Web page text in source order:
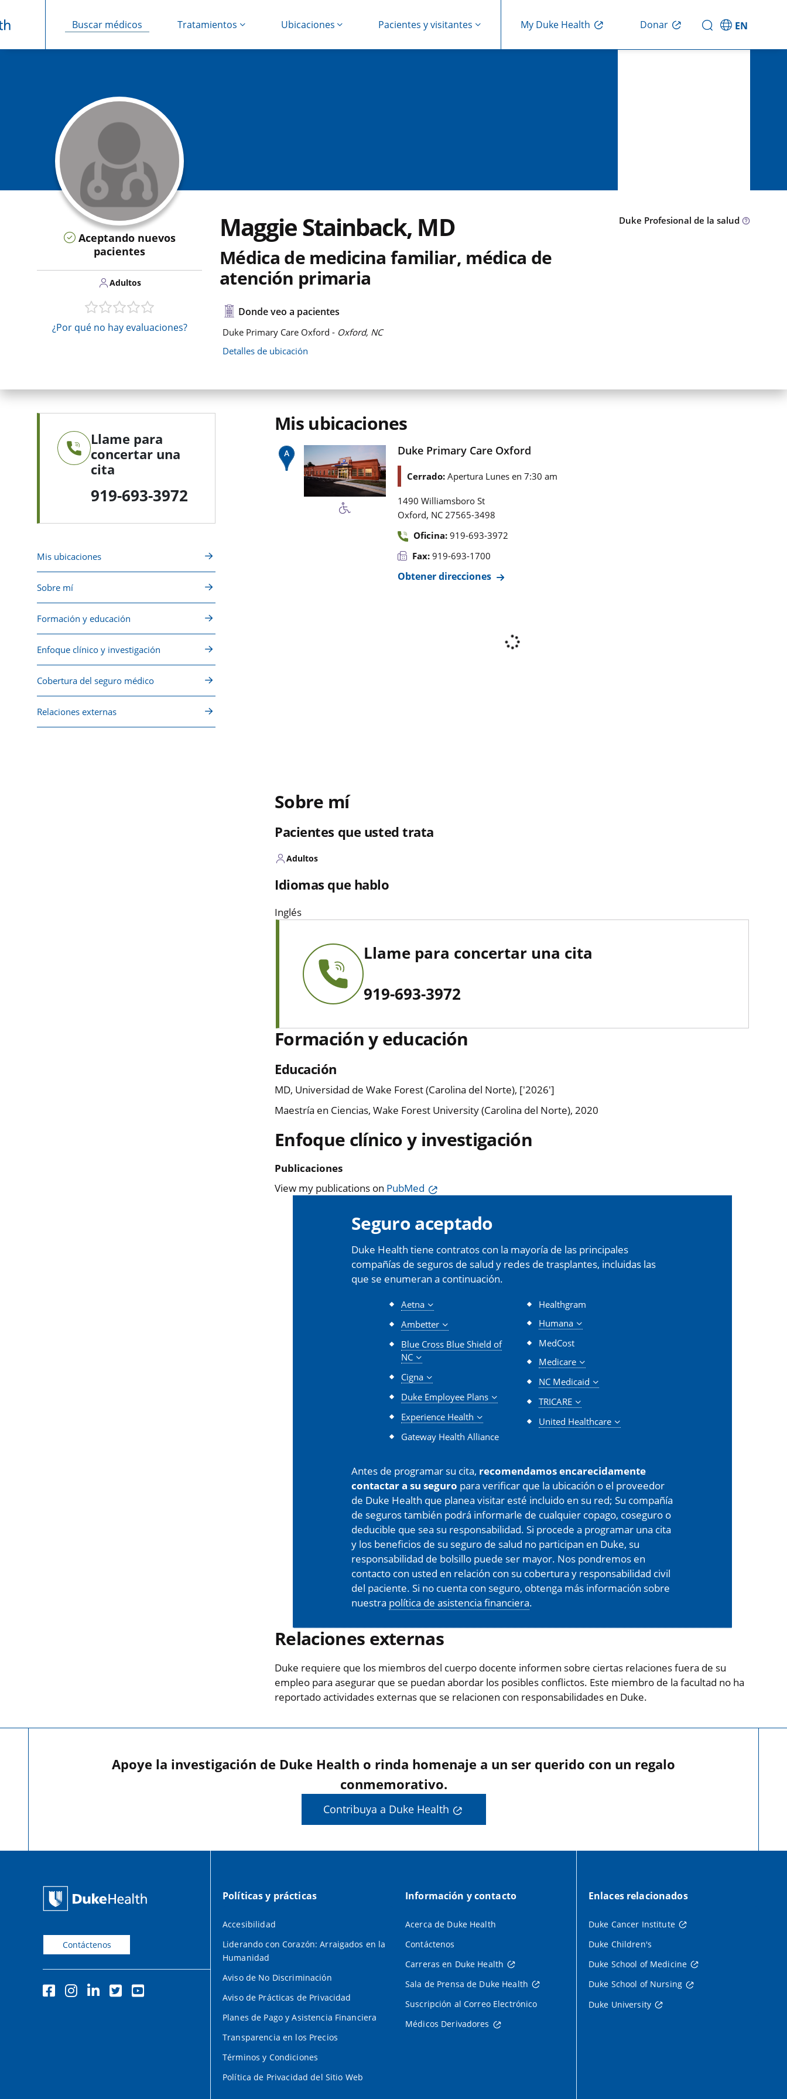
Buscar médicos Tratamientos Ubicaciones Pacientes y visitantes My Duke Health Donar EN
Aceptando nuevos
pacientes
Adultos
¿Por qué no hay evaluaciones?
Maggie Stainback, MD
Médica de medicina familiar, médica de
atención primaria
Duke Profesional de la salud
Donde veo a pacientes
Duke Primary Care Oxford - Oxford, NC
Detalles de ubicación
Llame para
concertar una
cita
919-693-3972
Mis ubicaciones
Sobre mí
Formación y educación
Enfoque clínico y investigación
Cobertura del seguro médico
Relaciones externas
Mis ubicaciones
Duke Primary Care Oxford
Cerrado: Apertura Lunes en 7:30 am
1490 Williamsboro St
Oxford, NC 27565-3498
Oficina: 919-693-3972
Fax: 919-693-1700
Obtener direcciones
Sobre mí
Pacientes que usted trata
Adultos
Idiomas que hablo
Inglés
Llame para concertar una cita
919-693-3972
Formación y educación
Educación
MD, Universidad de Wake Forest (Carolina del Norte), ['2026']
Maestría en Ciencias, Wake Forest University (Carolina del Norte), 2020
Enfoque clínico y investigación
Publicaciones
View my publications on PubMed
Seguro aceptado
Duke Health tiene contratos con la mayoría de las principales
compañías de seguros de salud y redes de trasplantes, incluidas las
que se enumeran a continuación.
Aetna
Ambetter
Blue Cross Blue Shield of
NC
Cigna
Duke Employee Plans
Experience Health
Gateway Health Alliance
Healthgram
Humana
MedCost
Medicare
NC Medicaid
TRICARE
United Healthcare
Antes de programar su cita, recomendamos encarecidamente
contactar a su seguro para verificar que la ubicación o el proveedor
de Duke Health que planea visitar esté incluido en su red; Su compañía
de seguros también podrá informarle de cualquier copago, coseguro o
deducible que sea su responsabilidad. Si procede a programar una cita
y los beneficios de su seguro de salud no participan en Duke, su
responsabilidad de bolsillo puede ser mayor. Nos pondremos en
contacto con usted en relación con su cobertura y responsabilidad civil
del paciente. Si no cuenta con seguro, obtenga más información sobre
nuestra política de asistencia financiera.
Relaciones externas
Duke requiere que los miembros del cuerpo docente informen sobre ciertas relaciones fuera de su
empleo para asegurar que se puedan abordar los posibles conflictos. Este miembro de la facultad no ha
reportado actividades externas que se relacionen con responsabilidades en Duke.
Apoye la investigación de Duke Health o rinda homenaje a un ser querido con un regalo
conmemorativo.
Contribuya a Duke Health
Contáctenos
Políticas y prácticas
Accesibilidad
Liderando con Corazón: Arraigados en la
Humanidad
Aviso de No Discriminación
Aviso de Prácticas de Privacidad
Planes de Pago y Asistencia Financiera
Transparencia en los Precios
Términos y Condiciones
Política de Privacidad del Sitio Web
Información y contacto
Acerca de Duke Health
Contáctenos
Carreras en Duke Health
Sala de Prensa de Duke Health
Suscripción al Correo Electrónico
Médicos Derivadores
Enlaces relacionados
Duke Cancer Institute
Duke Children's
Duke School of Medicine
Duke School of Nursing
Duke University